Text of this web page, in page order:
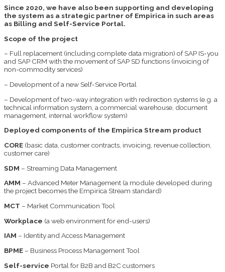
Since 2020, we have also been supporting and developing
the system as a strategic partner of Empirica in such areas
as Billing and Self-Service Portal.
Scope of the project
– Full replacement (including complete data migration) of SAP IS-you
and SAP CRM with the movement of SAP SD functions (invoicing of
non-commodity services)
– Development of a new Self-Service Portal
– Development of two-way integration with redirection systems (e.g. a
technical information system, a commercial warehouse, document
management, internal workflow system)
Deployed components of the Empirica Stream product
CORE (basic data, customer contracts, invoicing, revenue collection,
customer care)
SDM – Streaming Data Management
AMM – Advanced Meter Management (a module developed during
the project becomes the Empirica Stream standard)
MCT – Market Communication Tool
Workplace (a web environment for end-users)
IAM – Identity and Access Management
BPME – Business Process Management Tool
Self-service Portal for B2B and B2C customers